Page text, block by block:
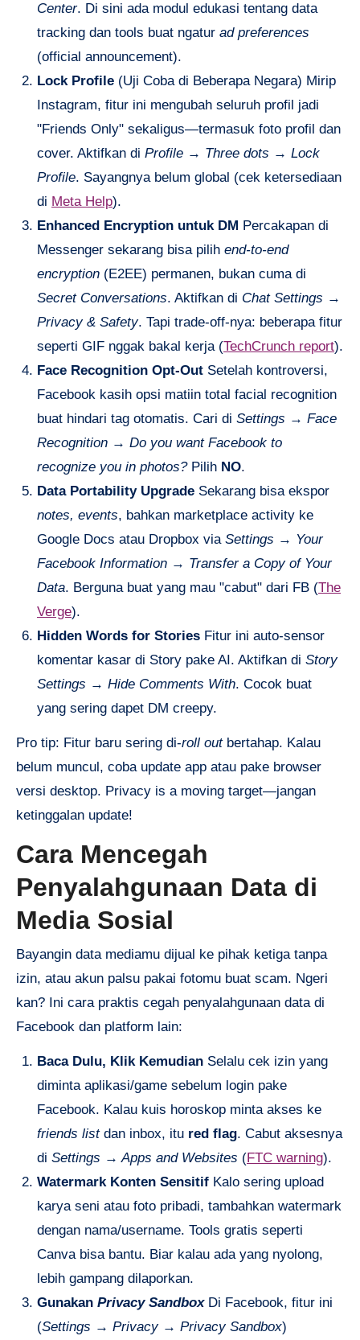
Center. Di sini ada modul edukasi tentang data
tracking dan tools buat ngatur ad preferences
(official announcement).
Lock Profile (Uji Coba di Beberapa Negara) Mirip
Instagram, fitur ini mengubah seluruh profil jadi
"Friends Only" sekaligus—termasuk foto profil dan
cover. Aktifkan di Profile → Three dots → Lock
Profile. Sayangnya belum global (cek ketersediaan
di Meta Help).
Enhanced Encryption untuk DM Percakapan di
Messenger sekarang bisa pilih end-to-end
encryption (E2EE) permanen, bukan cuma di
Secret Conversations. Aktifkan di Chat Settings →
Privacy & Safety. Tapi trade-off-nya: beberapa fitur
seperti GIF nggak bakal kerja (TechCrunch report).
Face Recognition Opt-Out Setelah kontroversi,
Facebook kasih opsi matiin total facial recognition
buat hindari tag otomatis. Cari di Settings → Face
Recognition → Do you want Facebook to
recognize you in photos?Pilih NO.
Data Portability Upgrade Sekarang bisa ekspor
notes, events, bahkan marketplace activity ke
Google Docs atau Dropbox via Settings → Your
Facebook Information → Transfer a Copy of Your
Data. Berguna buat yang mau "cabut" dari FB (The
Verge).
Hidden Words for Stories Fitur ini auto-sensor
komentar kasar di Story pake AI. Aktifkan di Story
Settings → Hide Comments With. Cocok buat
yang sering dapet DM creepy.
Pro tip: Fitur baru sering di-roll outbertahap. Kalau
belum muncul, coba update app atau pake browser
versi desktop. Privacy is a moving target—jangan
ketinggalan update!
Cara Mencegah
Penyalahgunaan Data di
Media Sosial
Bayangin data mediamu dijual ke pihak ketiga tanpa
izin, atau akun palsu pakai fotomu buat scam. Ngeri
kan? Ini cara praktis cegah penyalahgunaan data di
Facebook dan platform lain:
Baca Dulu, Klik Kemudian Selalu cek izin yang
diminta aplikasi/game sebelum login pake
Facebook. Kalau kuis horoskop minta akses ke
friends listdan inbox, itu red flag. Cabut aksesnya
di Settings → Apps and Websites (FTC warning).
Watermark Konten Sensitif Kalo sering upload
karya seni atau foto pribadi, tambahkan watermark
dengan nama/username. Tools gratis seperti
Canva bisa bantu. Biar kalau ada yang nyolong,
lebih gampang dilaporkan.
Gunakan Privacy SandboxDi Facebook, fitur ini
(Settings → Privacy → Privacy Sandbox)